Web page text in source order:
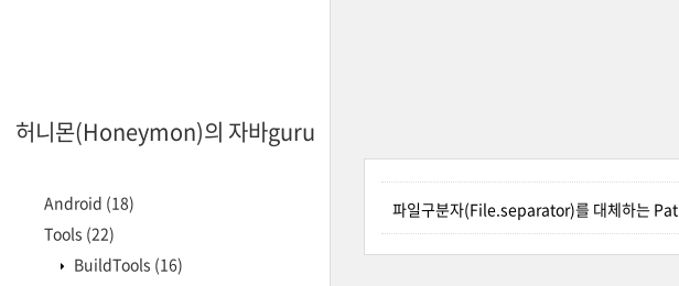
허니몬(Honeymon)의 자바guru
Android (18)
Tools (22)
BuildTools (16)
파일구분자(File.separator)를 대체하는